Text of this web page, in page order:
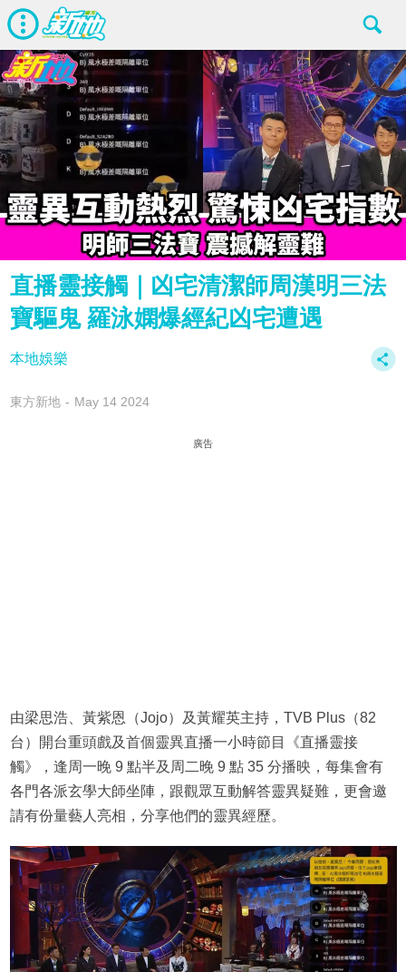
直播靈接觸｜凶宅清潔師周漢明三法
寶驅鬼 羅泳嫻爆經紀凶宅遭遇
本地娛樂
東方新地 May 14 2024
廣告
由梁思浩、黃紫恩（Jojo）及黃耀英主持，TVB Plus（82
台）開台重頭戲及首個靈異直播一小時節目《直播靈接
觸》，逢周一晚 9 點半及周二晚 9 點 35 分播映，每集會有
各門各派玄學大師坐陣，跟觀眾互動解答靈異疑難，更會邀
請有份量藝人亮相，分享他們的靈異經歷。